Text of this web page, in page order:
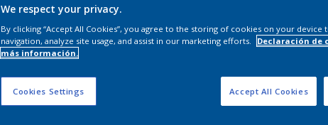
We respect your privacy.
By clicking “Accept All Cookies”, you agree to the storing of cookies on your device
navigation, analyze site usage, and assist in our marketing efforts.
Declaración de
más información.
Cookies Settings Accept All Cookies